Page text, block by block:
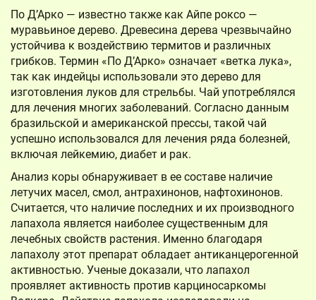
По Д’Арко — известно также как Айпе роксо —
муравьиное дерево. Древесина дерева чрезвычайно
устойчива к воздействию термитов и различных
грибков. Термин «По Д’Арко» означает «ветка лука»,
так как индейцы использовали это дерево для
изготовления луков для стрельбы. Чай употреблялся
для лечения многих заболеваний. Согласно данным
бразильской и американской прессы, такой чай
успешно использовался для лечения ряда болезней,
включая лейкемию, диабет и рак.
Анализ коры обнаруживает в ее составе наличие
летучих масел, смол, антрахинонов, нафтохинонов.
Считается, что наличие последних и их производного
лапахола является наиболее существенным для
лечебных свойств растения. Именно благодаря
лапахолу этот препарат обладает антиканцерогенной
активностью. Ученые доказали, что лапахол
проявляет активность против карциносаркомы